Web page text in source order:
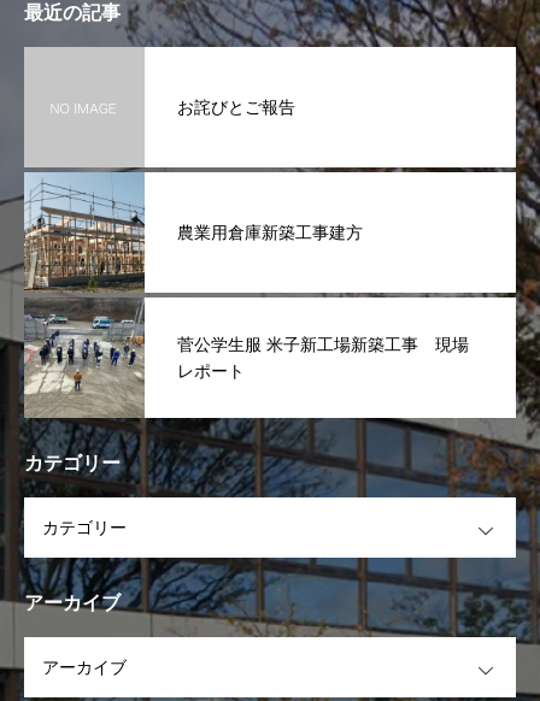
最近の記事
お詫びとご報告
農業用倉庫新築工事建方
菅公学生服 米子新工場新築工事 現場
レポート
カテゴリー
アーカイブ